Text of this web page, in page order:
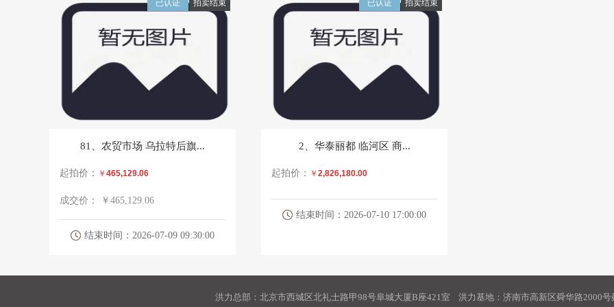
拍卖结束
已认证
81、农贸市场 乌拉特后旗...
起拍价： ￥ 465,129.06
成交价： ￥465,129.06
结束时间：2026-07-09 09:30:00
拍卖结束
已认证
2、华泰丽都 临河区 商...
起拍价： ￥ 2,826,180.00
结束时间：2026-07-10 17:00:00
洪力总部：北京市西城区北礼士路甲98号阜城大厦B座421室 洪力基地：济南市高新区舜华路2000号